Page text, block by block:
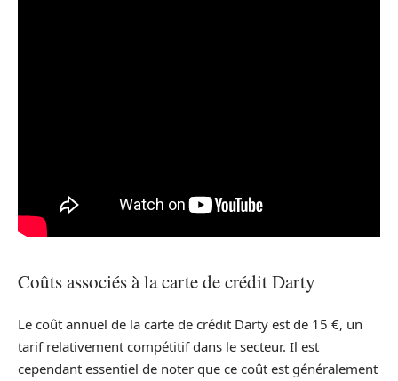
Coûts associés à la carte de crédit Darty
Le coût annuel de la carte de crédit Darty est de 15 €, un
tarif relativement compétitif dans le secteur. Il est
cependant essentiel de noter que ce coût est généralement